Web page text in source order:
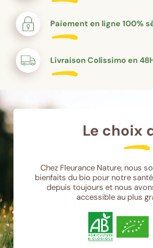
Paiement en ligne 100%
Livraison Colissimo en
Le choix
Chez Fleurance Nature, nous
bienfaits du bio pour notre
depuis toujours et nous
accessible au plus